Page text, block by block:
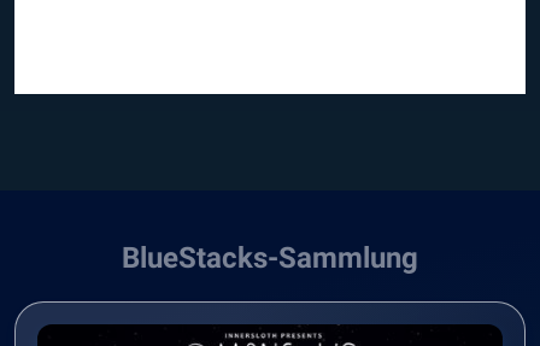
BlueStacks-Sammlung